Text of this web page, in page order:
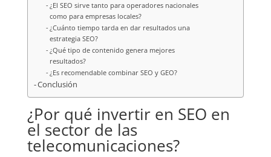
¿El SEO sirve tanto para operadores nacionales
como para empresas locales?
¿Cuánto tiempo tarda en dar resultados una
estrategia SEO?
¿Qué tipo de contenido genera mejores
resultados?
¿Es recomendable combinar SEO y GEO?
Conclusión
¿Por qué invertir en SEO en
el sector de las
telecomunicaciones?